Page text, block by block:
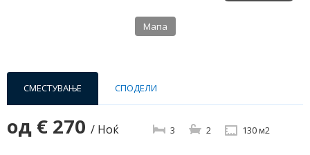
Мапа
СМЕСТУВАЊЕ СПОДЕЛИ
од € 270 / Ноќ 3 2 130 м2